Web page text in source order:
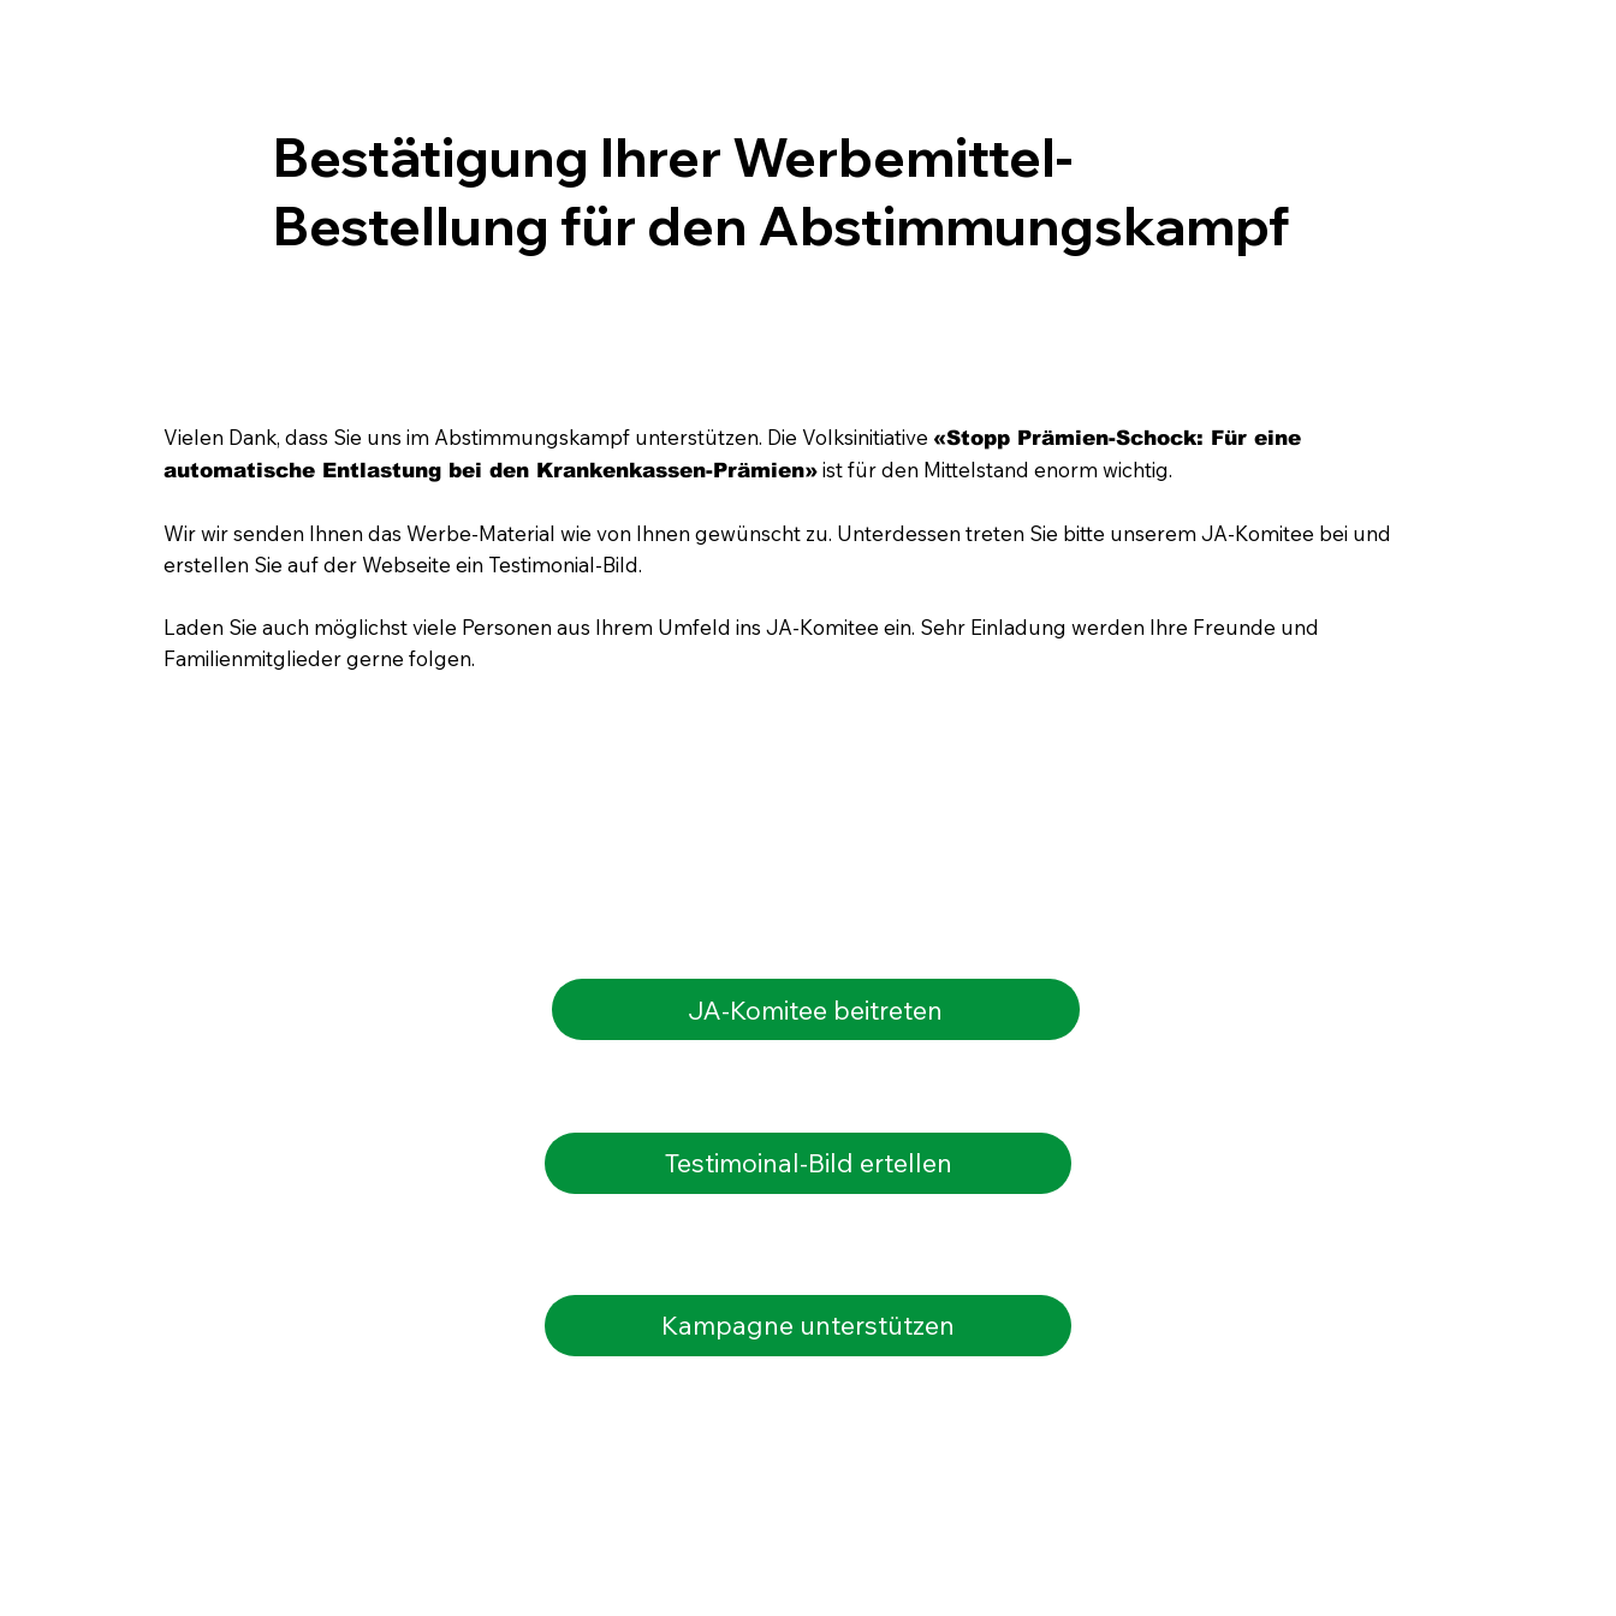
Bestätigung Ihrer Werbemittel-
Bestellung für den Abstimmungskampf
Vielen Dank, dass Sie uns im Abstimmungskampf unterstützen. Die Volksinitiative «Stopp Prämien-Schock: Für eine
automatische Entlastung bei den Krankenkassen-Prämien» ist für den Mittelstand enorm wichtig.
Wir wir senden Ihnen das Werbe-Material wie von Ihnen gewünscht zu. Unterdessen treten Sie bitte unserem JA-Komitee bei und
erstellen Sie auf der Webseite ein Testimonial-Bild.
Laden Sie auch möglichst viele Personen aus Ihrem Umfeld ins JA-Komitee ein. Sehr Einladung werden Ihre Freunde und
Familienmitglieder gerne folgen.
JA-Komitee beitreten
Testimoinal-Bild ertellen
Kampagne unterstützen